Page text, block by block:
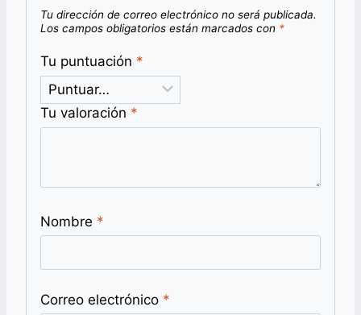
Tu dirección de correo electrónico no será publicada.
Los campos obligatorios están marcados con *
Tu puntuación *
Tu valoración *
Nombre *
Correo electrónico *